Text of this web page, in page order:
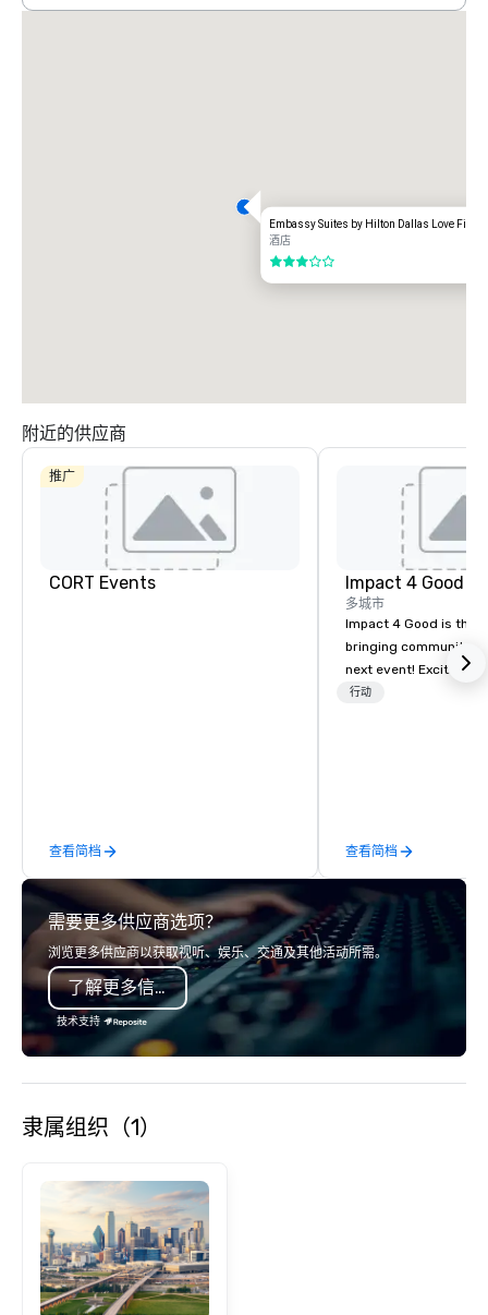
Embassy Suites by Hilton Dallas Love Field
酒店
3/5
Crowne Plaza
Dallas Market
Ctr - Love
Field
Suites
Medical/Market
Center
附近的供应商
推广
CORT Events
查看简档
Impact 4 Good
多城市
Impact 4 Good is the
bringing community
next event! Exciting
team building
event, Impact 4 Good
details. Where are we? Nationwide
and abroad, our local
covered. Got a cause
events put your
into action. Short on
goals/objectives/
行动
查看简档
需要更多供应商选项？
浏览更多供应商以获取视听、娱乐、交通及其他活动所需。
了解更多信息
技术支持
隶属组织（1）